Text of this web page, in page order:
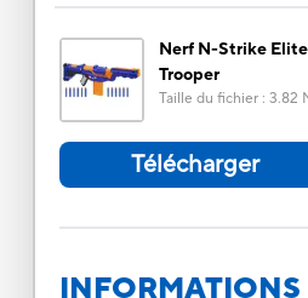
Nerf N-Strike
Trooper
Taille du fichier: 3.82
Télécharger